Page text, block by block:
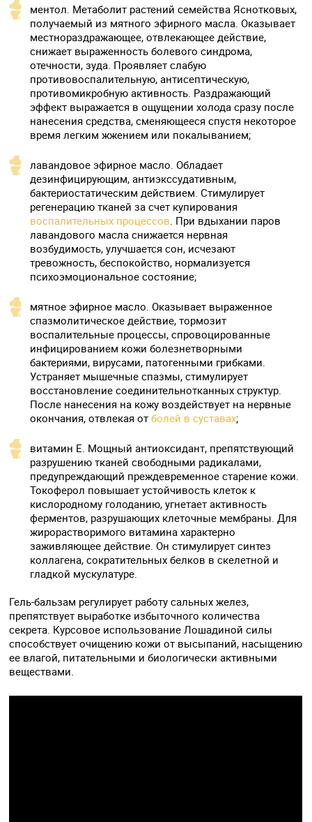
ментол. Метаболит растений семейства Яснотковых,
получаемый из мятного эфирного масла. Оказывает
местнораздражающее, отвлекающее действие,
снижает выраженность болевого синдрома,
отечности, зуда. Проявляет слабую
противовоспалительную, антисептическую,
противомикробную активность. Раздражающий
эффект выражается в ощущении холода сразу после
нанесения средства, сменяющееся спустя некоторое
время легким жжением или покалыванием;
лавандовое эфирное масло. Обладает
дезинфицирующим, антиэкссудативным,
бактериостатическим действием. Стимулирует
регенерацию тканей за счет купирования
воспалительных процессов. При вдыхании паров
лавандового масла снижается нервная
возбудимость, улучшается сон, исчезают
тревожность, беспокойство, нормализуется
психоэмоциональное состояние;
мятное эфирное масло. Оказывает выраженное
спазмолитическое действие, тормозит
воспалительные процессы, спровоцированные
инфицированием кожи болезнетворными
бактериями, вирусами, патогенными грибками.
Устраняет мышечные спазмы, стимулирует
восстановление соединительнотканных структур.
После нанесения на кожу воздействует на нервные
окончания, отвлекая отболей в суставах;
витамин E. Мощный антиоксидант, препятствующий
разрушению тканей свободными радикалами,
предупреждающий преждевременное старение кожи.
Токоферол повышает устойчивость клеток к
кислородному голоданию, угнетает активность
ферментов, разрушающих клеточные мембраны. Для
жирорастворимого витамина характерно
заживляющее действие. Он стимулирует синтез
коллагена, сократительных белков в скелетной и
гладкой мускулатуре.
Гель-бальзам регулирует работу сальных желез,
препятствует выработке избыточного количества
секрета. Курсовое использование Лошадиной силы
способствует очищению кожи от высыпаний, насыщению
ее влагой, питательными и биологически активными
веществами.